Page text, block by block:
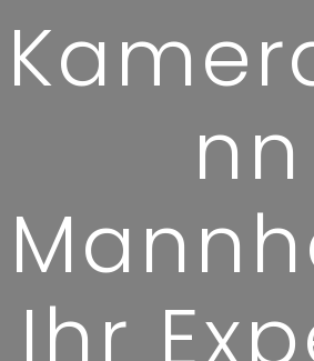
nn
Ihr